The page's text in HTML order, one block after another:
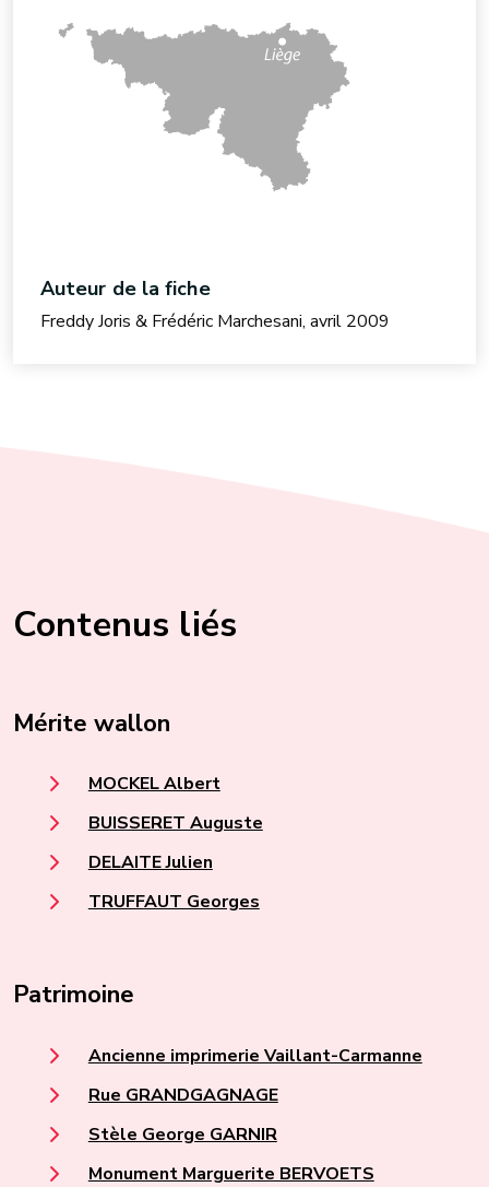
Auteur de la fiche
Freddy Joris & Frédéric Marchesani, avril 2009
Contenus liés
Mérite wallon
MOCKEL Albert
BUISSERET Auguste
DELAITE Julien
TRUFFAUT Georges
Patrimoine
Ancienne imprimerie Vaillant-Carmanne
Rue GRANDGAGNAGE
Stèle George GARNIR
Monument Marguerite BERVOETS